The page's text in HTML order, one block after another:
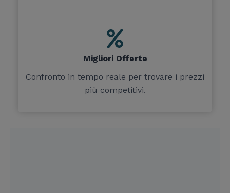
Migliori Offerte
Confronto in tempo reale per trovare i prezzi
più competitivi.